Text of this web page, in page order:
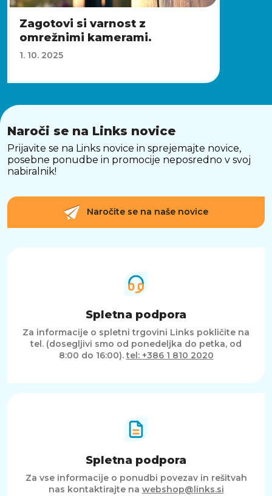
Zagotovi si varnost z
omrežnimi kamerami.
1. 10. 2025
Naroči se na Links novice
Prijavite se na Links novice in sprejemajte novice,
posebne ponudbe in promocije neposredno v svoj
nabiralnik!
Naročite se na naše novice
Spletna podpora
Za informacije o spletni trgovini Links pokličite na
tel. (dosegljivi smo od ponedeljka do petka, od
8:00 do 16:00).tel: +386 1 810 2020
Spletna podpora
Za vse informacije o ponudbi povezav in rešitvah
nas kontaktirajte na webshop@links.si